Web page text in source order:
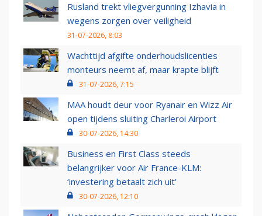
Rusland trekt vliegvergunning Izhavia in
wegens zorgen over veiligheid
31-07-2026, 8:03
Wachttijd afgifte onderhoudslicenties
monteurs neemt af, maar krapte blijft
31-07-2026, 7:15
MAA houdt deur voor Ryanair en Wizz Air
open tijdens sluiting Charleroi Airport
30-07-2026, 14:30
Business en First Class steeds
belangrijker voor Air France-KLM:
‘investering betaalt zich uit’
30-07-2026, 12:10